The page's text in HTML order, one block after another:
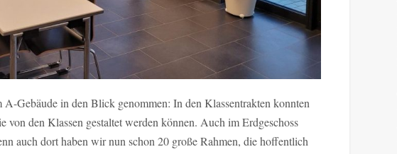
Gebäude in den Blick genommen: In den Klassentrakten konnten
von den Klassen gestaltet werden können. Auch im Erdgeschoss
auch dort haben wir nun schon 20 große Rahmen, die hoffentlich